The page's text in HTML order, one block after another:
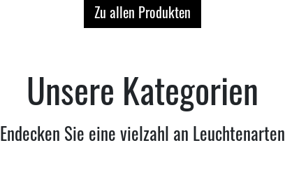
Zu allen Produkten
Unsere Kategorien
Endecken Sie eine vielzahl an Leuchtenarten